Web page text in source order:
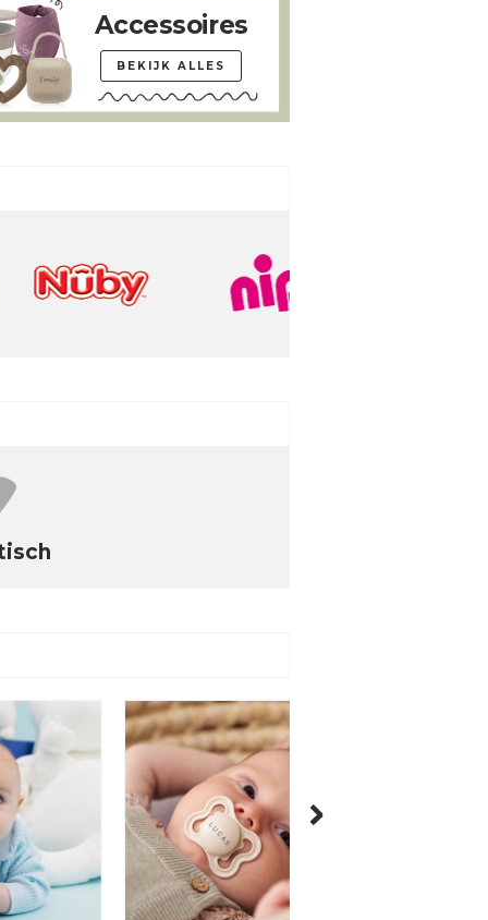
Accessoires
BEKIJK ALLES